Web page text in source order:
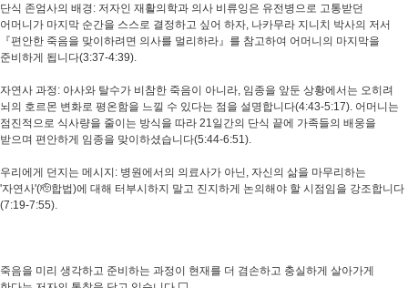
단식 존엄사의 배경: 저자인 재활의학과 의사 비류잉은 유전병으로 고통받던
어머니가 마지막 순간을 스스로 결정하고 싶어 하자, 나카무라 지니치 박사의 저서
『편안한 죽음을 맞이하려면 의사를 멀리하라』를 참고하여 어머니의 마지막을
준비하게 됩니다(3:37-4:39).
자연사 과정: 아사와 탈수가 비참한 죽음이 아니라, 임종을 앞둔 상황에서는 오히려
뇌의 호르몬 변화로 평온함을 느낄 수 있다는 점을 설명합니다(4:43-5:17). 어머니는
점진적으로 식사량을 줄이는 방식을 따라 21일간의 단식 끝에 가족들의 배웅을
받으며 편안하게 임종을 맞이하셨습니다(5:44-6:51).
우리에게 던지는 메시지: 병원에서의 의료사가 아닌, 자신의 삶을 마무리하는
'자연사'(🫡합법)에 대해 터부시하지 말고 진지하게 논의해야 할 시점임을 강조합니다
(7:19-7:55).
죽음을 미리 생각하고 준비하는 과정이 현재를 더 겸손하고 충실하게 살아가게